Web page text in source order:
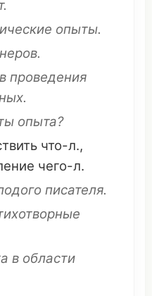
опыты.
.
проведения
.
опыта?
что-л.,
чего-л.
писателя.
в области